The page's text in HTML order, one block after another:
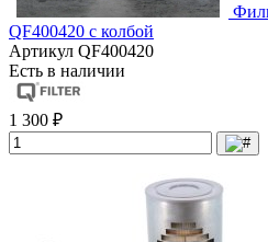
QF400420 с колбой
Артикул QF400420
Есть в наличии
1 300 ₽